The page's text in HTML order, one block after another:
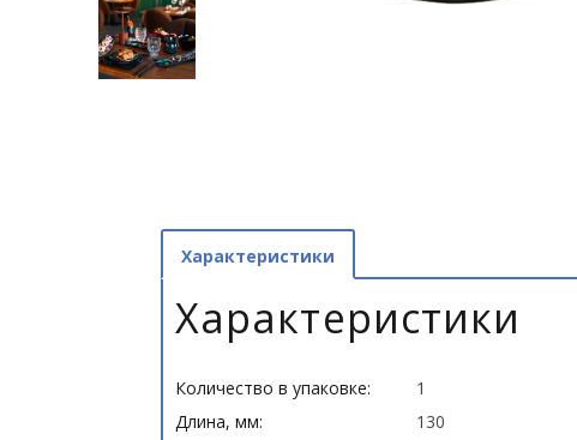
Характеристики
Характеристики
Количество в упаковке:
1
Длина, мм:
130